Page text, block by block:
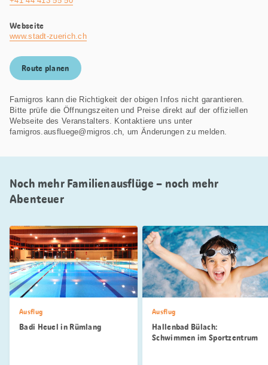
Webseite
www.stadt-zuerich.ch
Route planen
Famigros kann die Richtigkeit der obigen Infos nicht garantieren.
Bitte prüfe die Öffnungszeiten und Preise direkt auf der offiziellen
Webseite des Veranstalters. Kontaktiere uns unter
famigros.ausfluege@migros.ch, um Änderungen zu melden.
Noch mehr Familienausflüge – noch mehr
Abenteuer
Ausflug
Badi Heuel in Rümlang
Ausflug
Hallenbad Bülach:
Schwimmen im Sportzentrum